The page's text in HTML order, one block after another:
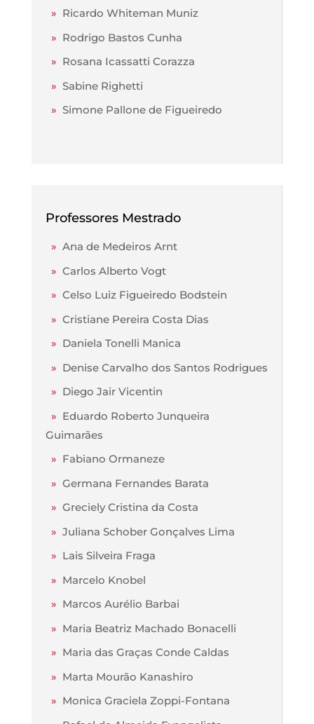
» Ricardo Whiteman Muniz
» Rodrigo Bastos Cunha
» Rosana Icassatti Corazza
» Sabine Righetti
» Simone Pallone de Figueiredo
Professores Mestrado
» Ana de Medeiros Arnt
» Carlos Alberto Vogt
» Celso Luiz Figueiredo Bodstein
» Cristiane Pereira Costa Dias
» Daniela Tonelli Manica
» Denise Carvalho dos Santos Rodrigues
» Diego Jair Vicentin
» Eduardo Roberto Junqueira
Guimarães
» Fabiano Ormaneze
» Germana Fernandes Barata
» Greciely Cristina da Costa
» Juliana Schober Gonçalves Lima
» Lais Silveira Fraga
» Marcelo Knobel
» Marcos Aurélio Barbai
» Maria Beatriz Machado Bonacelli
» Maria das Graças Conde Caldas
» Marta Mourão Kanashiro
» Monica Graciela Zoppi-Fontana